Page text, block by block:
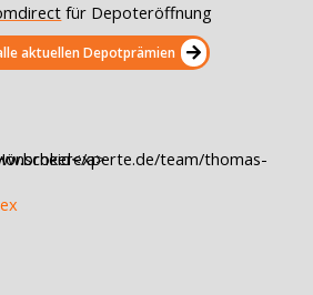
für Depoteröffnung
aktuellen Depotprämien